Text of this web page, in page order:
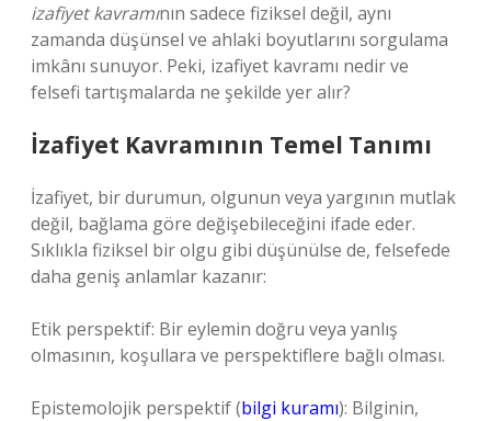
izafiyet kavramının sadece fiziksel değil, aynı
zamanda düşünsel ve ahlaki boyutlarını sorgulama
imkânı sunuyor. Peki, izafiyet kavramı nedir ve
felsefi tartışmalarda ne şekilde yer alır?
İzafiyet Kavramının Temel Tanımı
İzafiyet, bir durumun, olgunun veya yargının mutlak
değil, bağlama göre değişebileceğini ifade eder.
Sıklıkla fiziksel bir olgu gibi düşünülse de, felsefede
daha geniş anlamlar kazanır:
Etik perspektif: Bir eylemin doğru veya yanlış
olmasının, koşullara ve perspektiflere bağlı olması.
Epistemolojik perspektif (bilgi kuramı): Bilginin,